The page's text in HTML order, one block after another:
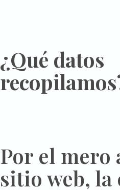
¿Qué datos
Por el mero
sitio web, la